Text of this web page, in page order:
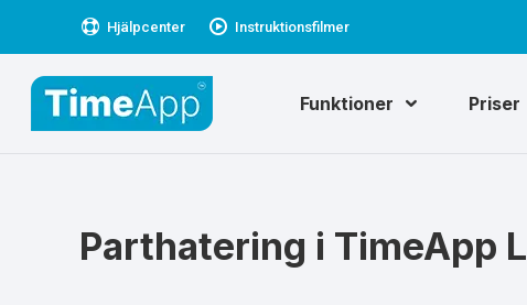
Hjälpcenter Instruktionsfilmer
Funktioner Priser
Parthatering i TimeApp